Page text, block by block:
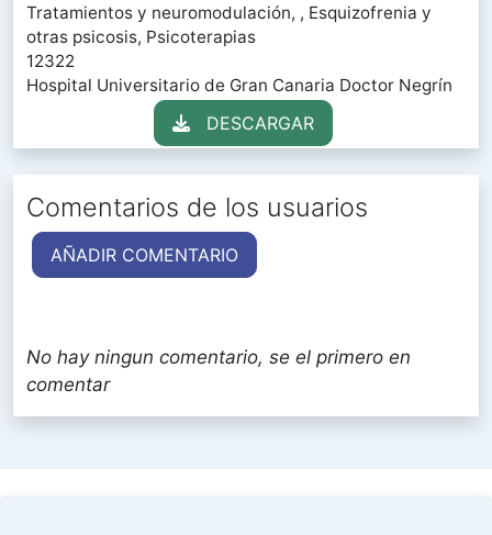
Tratamientos y neuromodulación, , Esquizofrenia y
otras psicosis, Psicoterapias
12322
Hospital Universitario de Gran Canaria Doctor Negrín
DESCARGAR
Comentarios de los usuarios
AÑADIR COMENTARIO
No hay ningun comentario, se el primero en
comentar